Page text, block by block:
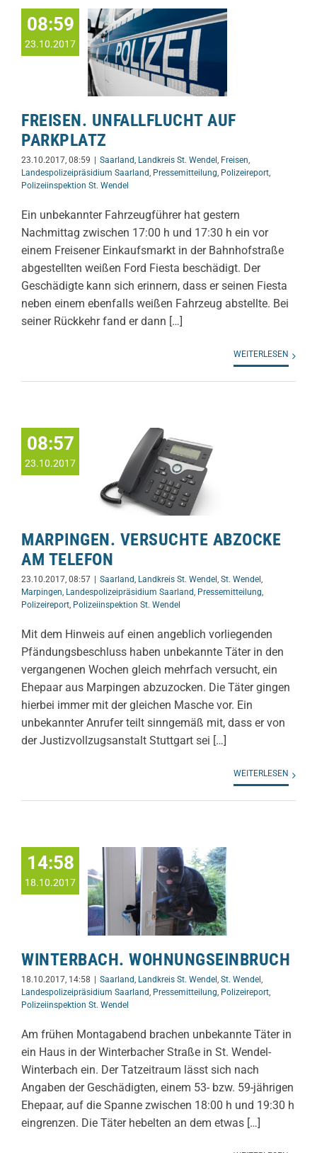
08:59
23.10.2017
FREISEN. UNFALLFLUCHT AUF
PARKPLATZ
23.10.2017, 08:59 | Saarland, Landkreis St. Wendel, Freisen,
Landespolizeipräsidium Saarland, Pressemitteilung, Polizeireport,
Polizeiinspektion St. Wendel
Ein unbekannter Fahrzeugführer hat gestern
Nachmittag zwischen 17:00 h und 17:30 h ein vor
einem Freisener Einkaufsmarkt in der Bahnhofstraße
abgestellten weißen Ford Fiesta beschädigt. Der
Geschädigte kann sich erinnern, dass er seinen Fiesta
neben einem ebenfalls weißen Fahrzeug abstellte. Bei
seiner Rückkehr fand er dann […]
WEITERLESEN
08:57
23.10.2017
MARPINGEN. VERSUCHTE ABZOCKE
AM TELEFON
23.10.2017, 08:57 Saarland, Landkreis St. Wendel , St. Wendel ,
Marpingen, Landespolizeipräsidium Saarland, Pressemitteilung,
Polizeireport, Polizeiinspektion St. Wendel
Mit dem Hinweis auf einen angeblich vorliegenden
Pfändungsbeschluss haben unbekannte Täter in den
vergangenen Wochen gleich mehrfach versucht, ein
Ehepaar aus Marpingen abzuzocken. Die Täter gingen
hierbei immer mit der gleichen Masche vor. Ein
unbekannter Anrufer teilt sinngemäß mit, dass er von
der Justizvollzugsanstalt Stuttgart sei […]
WEITERLESEN
14:58
18.10.2017
WINTERBACH. WOHNUNGSEINBRUCH
18.10.2017, 14:58 | Saarland Landkreis St. Wendel St. Wendel
Landespolizeipräsidium Saarland Pressemitteilung Polizeireport
Polizeiinspektion St. Wendel
Am frühen Montagabend brachen unbekannte Täter in
ein Haus in der Winterbacher Straße in St. Wendel-
Winterbach ein. Der Tatzeitraum lässt sich nach
Angaben der Geschädigten, einem 53- bzw. 59-jährigen
Ehepaar, auf die Spanne zwischen 18:00 h und 19:30 h
eingrenzen. Die Täter hebelten an dem etwas […]